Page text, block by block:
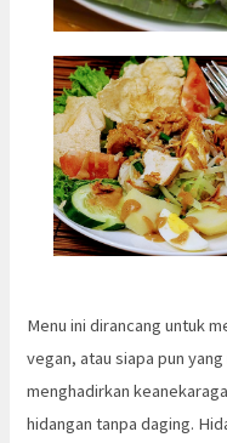
Menu ini dirancang untuk
vegan, atau siapa pun
menghadirkan
hidangan tanpa daging.